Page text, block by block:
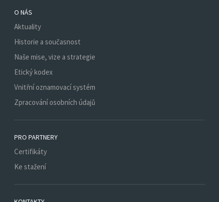
O NÁS
Aktuality
Historie a současnost
Naše mise, vize a strategie
Etický kodex
Vnitřní oznamovací systém
Zpracování osobních údajů
PRO PARTNERY
Certifikáty
Ke stažení